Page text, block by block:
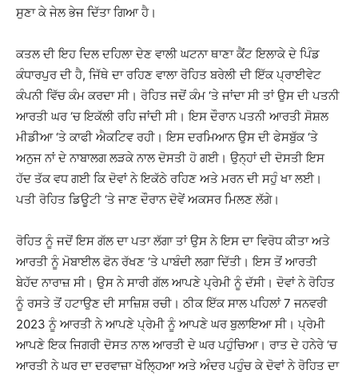
ਸੁਣਾ ਕੇ ਜੇਲ ਭੇਜ ਦਿੱਤਾ ਗਿਆ ਹੈ।
ਕਤਲ ਦੀ ਇਹ ਦਿਲ ਦਹਿਲਾ ਦੇਣ ਵਾਲੀ ਘਟਨਾ ਥਾਣਾ ਕੈਂਟ ਇਲਾਕੇ ਦੇ ਪਿੰਡ
ਕੰਧਾਰਪੁਰ ਦੀ ਹੈ, ਜਿੱਥੇ ਦਾ ਰਹਿਣ ਵਾਲਾ ਰੋਹਿਤ ਬਰੇਲੀ ਦੀ ਇੱਕ ਪ੍ਰਾਈਵੇਟ
ਕੰਪਨੀ ਵਿੱਚ ਕੰਮ ਕਰਦਾ ਸੀ। ਰੋਹਿਤ ਜਦੋਂ ਕੰਮ ‘ਤੇ ਜਾਂਦਾ ਸੀ ਤਾਂ ਉਸ ਦੀ ਪਤਨੀ
ਆਰਤੀ ਘਰ ‘ਚ ਇਕੱਲੀ ਰਹਿ ਜਾਂਦੀ ਸੀ। ਇਸ ਦੌਰਾਨ ਪਤਨੀ ਆਰਤੀ ਸੋਸ਼ਲ
ਮੀਡੀਆ ‘ਤੇ ਕਾਫੀ ਐਕਟਿਵ ਰਹੀ। ਇਸ ਦਰਮਿਆਨ ਉਸ ਦੀ ਫੇਸਬੁੱਕ ‘ਤੇ
ਅਨੁਜ ਨਾਂ ਦੇ ਨਾਬਾਲਗ ਲੜਕੇ ਨਾਲ ਦੋਸਤੀ ਹੋ ਗਈ। ਉਨ੍ਹਾਂ ਦੀ ਦੋਸਤੀ ਇਸ
ਹੱਦ ਤੱਕ ਵਧ ਗਈ ਕਿ ਦੋਵਾਂ ਨੇ ਇਕੱਠੇ ਰਹਿਣ ਅਤੇ ਮਰਨ ਦੀ ਸਹੁੰ ਖਾ ਲਈ।
ਪਤੀ ਰੋਹਿਤ ਡਿਊਟੀ ‘ਤੇ ਜਾਣ ਦੌਰਾਨ ਦੋਵੇਂ ਅਕਸਰ ਮਿਲਣ ਲੱਗੇ।
ਰੋਹਿਤ ਨੂੰ ਜਦੋਂ ਇਸ ਗੱਲ ਦਾ ਪਤਾ ਲੱਗਾ ਤਾਂ ਉਸ ਨੇ ਇਸ ਦਾ ਵਿਰੋਧ ਕੀਤਾ ਅਤੇ
ਆਰਤੀ ਨੂੰ ਮੋਬਾਈਲ ਫੋਨ ਰੱਖਣ ‘ਤੇ ਪਾਬੰਦੀ ਲਗਾ ਦਿੱਤੀ। ਇਸ ਤੋਂ ਆਰਤੀ
ਬੇਹੱਦ ਨਾਰਾਜ਼ ਸੀ। ਉਸ ਨੇ ਸਾਰੀ ਗੱਲ ਆਪਣੇ ਪ੍ਰੇਮੀ ਨੂੰ ਦੱਸੀ। ਦੋਵਾਂ ਨੇ ਰੋਹਿਤ
ਨੂੰ ਰਸਤੇ ਤੋਂ ਹਟਾਉਣ ਦੀ ਸਾਜ਼ਿਸ਼ ਰਚੀ। ਠੀਕ ਇੱਕ ਸਾਲ ਪਹਿਲਾਂ 7 ਜਨਵਰੀ
2023 ਨੂੰ ਆਰਤੀ ਨੇ ਆਪਣੇ ਪ੍ਰੇਮੀ ਨੂੰ ਆਪਣੇ ਘਰ ਬੁਲਾਇਆ ਸੀ। ਪ੍ਰੇਮੀ
ਆਪਣੇ ਇਕ ਜਿਗਰੀ ਦੋਸਤ ਨਾਲ ਆਰਤੀ ਦੇ ਘਰ ਪਹੁੰਚਿਆ। ਰਾਤ ਦੇ ਹਨੇਰੇ ‘ਚ
ਆਰਤੀ ਨੇ ਘਰ ਦਾ ਦਰਵਾਜ਼ਾ ਖੋਲ੍ਹਿਆ ਅਤੇ ਅੰਦਰ ਪਹੁੰਚ ਕੇ ਦੋਵਾਂ ਨੇ ਰੋਹਿਤ ਦਾ